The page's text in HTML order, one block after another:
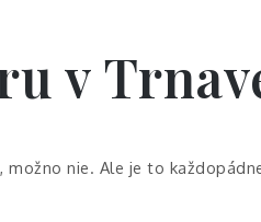
v
nie. Ale je to